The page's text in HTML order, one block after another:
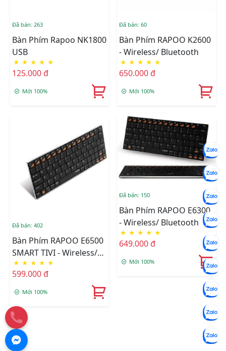
Đã bán: 263
Bàn Phím Rapoo NK1800
USB
★ ★ ★ ★ ★
125.000 đ
Mới 100%
Đã bán: 60
Bàn Phím RAPOO K2600
- Wireless/ Bluetooth
★ ★ ★ ★ ★
650.000 đ
Mới 100%
Đã bán: 402
Bàn Phím RAPOO E6500
SMART TIVI - Wireless/
Bluetooth
★ ★ ★ ★ ★
599.000 đ
Mới 100%
Đã bán: 150
Bàn Phím RAPOO E6300
- Wireless/ Bluetooth
★ ★ ★ ★ ★
649.000 đ
Mới 100%